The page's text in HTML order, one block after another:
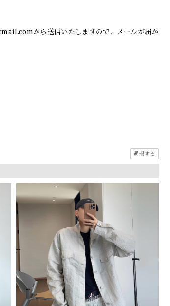
から送信いたしますので、メールが届か
通報する